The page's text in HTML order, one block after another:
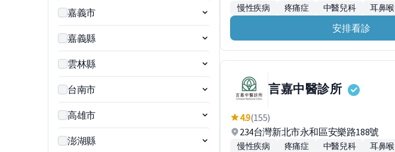
嘉義市
嘉義縣
雲林縣
台南市
高雄市
澎湖縣
慢性疾病 疼痛症 中醫兒科 耳鼻喉
安排看診
言嘉中醫診所
4.9(155)
234台灣新北市永和區安樂路188號
慢性疾病 疼痛症 中醫兒科 耳鼻喉